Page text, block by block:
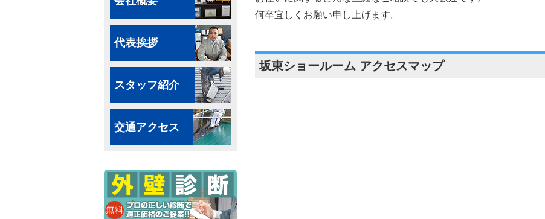
何卒宜しくお願い申し上げます。
坂東ショールーム アクセスマップ
代表挨拶
スタッフ紹介
交通アクセス